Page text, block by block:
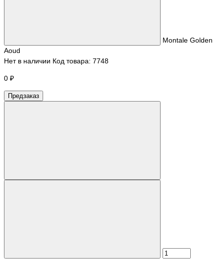
Montale Golden
Aoud
MONTALE
Golden Aoud
Нет в наличии Код товара: 7748
0 ₽
Предзаказ